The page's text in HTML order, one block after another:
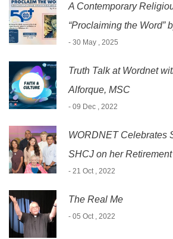
A Contemporary
“Proclaiming the Word”
- 30 May , 2025
Truth Talk at Wordnet
Alforque, MSC
- 09 Dec , 2022
WORDNET Celebrates
SHCJ on her Retirement
- 21 Oct , 2022
The Real Me
- 05 Oct , 2022